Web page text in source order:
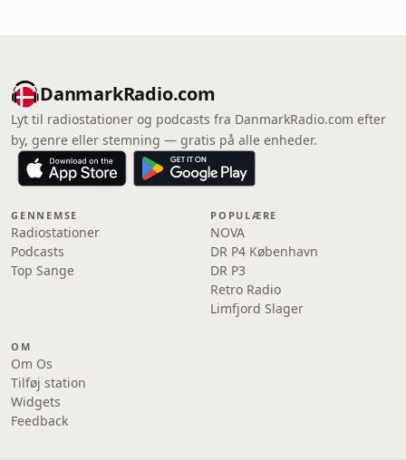
DanmarkRadio.com
Lyt til radiostationer og podcasts fra DanmarkRadio.com efter
by, genre eller stemning — gratis på alle enheder.
GENNEMSE
Radiostationer
Podcasts
Top Sange
POPULÆRE
NOVA
DR P4 København
DR P3
Retro Radio
Limfjord Slager
OM
Om Os
Tilføj station
Widgets
Feedback